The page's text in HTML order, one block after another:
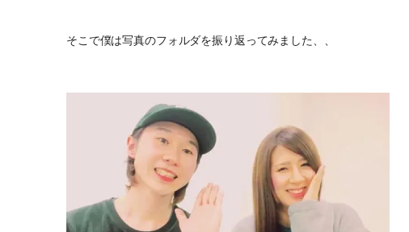
そこで僕は写真のフォルダを振り返ってみました、、